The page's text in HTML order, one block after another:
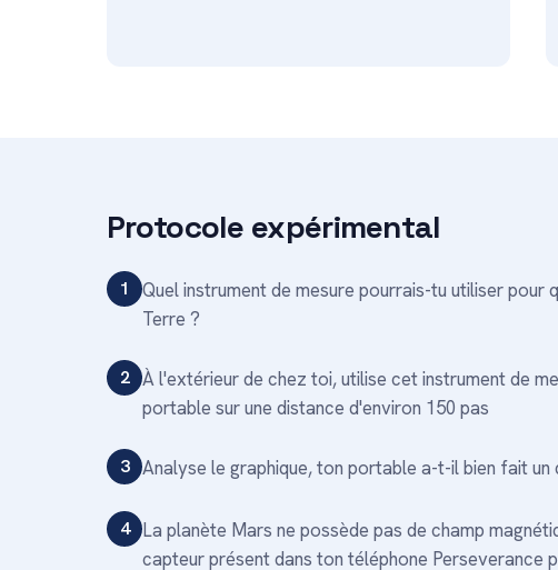
Protocole expérimental
1
Quel instrument de mesure pourrais-tu utiliser
Terre ?
2 À l'extérieur de chez toi, utilise cet instrument de
portable sur une distance d'environ 150 pas
3 Analyse le graphique, ton portable a-t-il bien fait
4 La planète Mars ne possède pas de champ
capteur présent dans ton téléphone Perseverance